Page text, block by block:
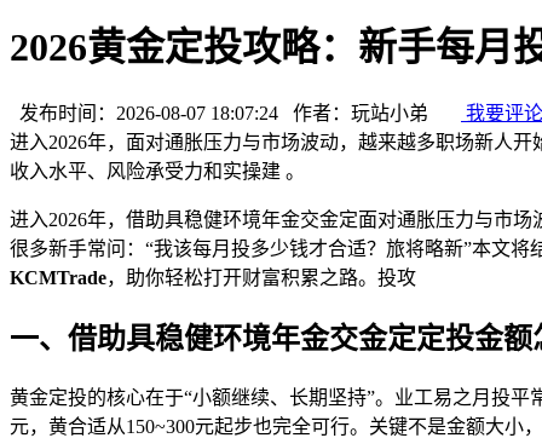
2026黄金定投攻略：新手每月
发布时间：2026-08-07 18:07:24 作者：玩站小弟
我要评论
进入2026年，面对通胀压力与市场波动，越来越多职场新人
收入水平、风险承受力和实操建 。
进入2026年，借助具稳健环境年金交金定面对通胀压力与市
很多新手常问：“我该每月投多少钱才合适？旅将略新”本文
KCMTrade，助你轻松打开财富积累之路。投攻
一、借助具稳健环境年金交金定定投金
黄金定投的核心在于“小额继续、长期坚持”。业工易之月投
元，黄合适从150~300元起步也完全可行。关键不是金额大